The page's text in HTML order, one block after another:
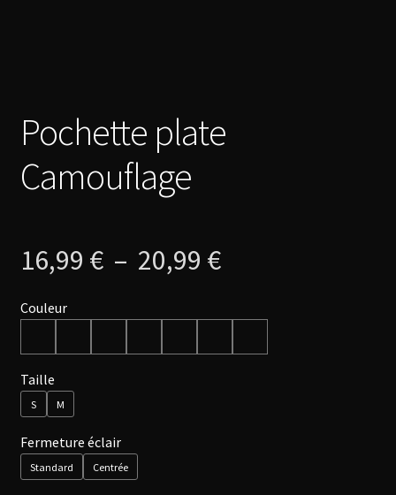
Pochette plate
Camouflage
16,99 € – 20,99 €Plage
prix :
Couleur
Taille
S M
Fermeture éclair
Standard Centrée